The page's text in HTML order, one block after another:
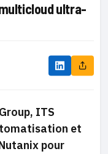
ultra-
ITS
et
pour